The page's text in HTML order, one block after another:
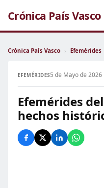
Crónica País Vasco
Crónica País Vasco › Efemérides
EFEMÉRIDES5 de Mayo de 2026
Efemérides
hechos